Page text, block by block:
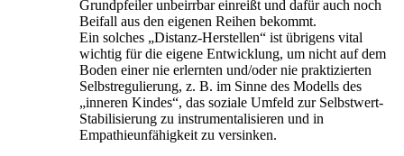
Grundpfeiler unbeirrbar einreißt und dafür auch noch
Beifall aus den eigenen Reihen bekommt.
Ein solches „Distanz-Herstellen“ ist übrigens vital
wichtig für die eigene Entwicklung, um nicht auf dem
Boden einer nie erlernten und/oder nie praktizierten
Selbstregulierung, z. B. im Sinne des Modells des
„inneren Kindes“, das soziale Umfeld zur Selbstwert-
Stabilisierung zu instrumentalisieren und in
Empathieunfähigkeit zu versinken.